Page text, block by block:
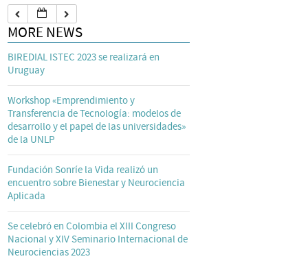
MORE NEWS
BIREDIAL ISTEC 2023 se realizará en
Uruguay
Workshop «Emprendimiento y
Transferencia de Tecnología: modelos de
desarrollo y el papel de las universidades»
de la UNLP
Fundación Sonríe la Vida realizó un
encuentro sobre Bienestar y Neurociencia
Aplicada
Se celebró en Colombia el XIII Congreso
Nacional y XIV Seminario Internacional de
Neurociencias 2023